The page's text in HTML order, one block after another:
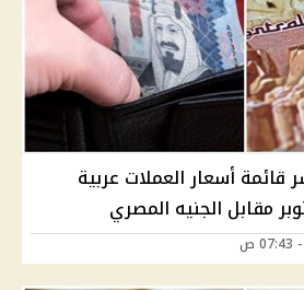
قائمة أسعار العملات عربية